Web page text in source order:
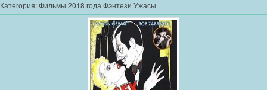
Категория:Фильмы 2018 года Фэнтези Ужасы